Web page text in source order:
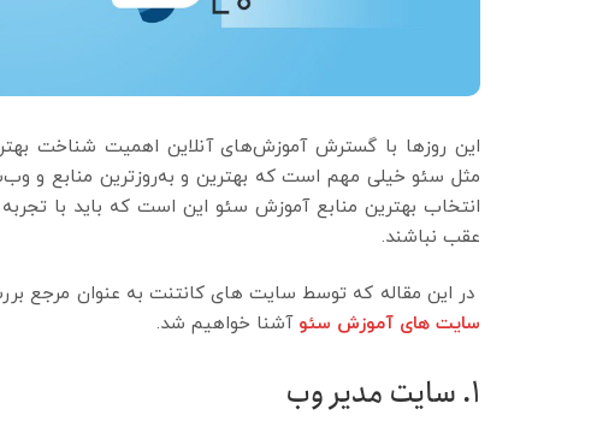
این روزها با گسترش آموزش‌های آنلاین اهمیت شناخت
مثل سئو خیلی مهم است که بهترین و به‌روزترین منابع و
انتخاب بهترین منابع آموزش سئو این است که باید با
عقب نباشند.
در این مقاله که توسط سایت‌ های کانتنت به عنوان مرجع
سایت های آموزش سئو آشنا خواهیم شد.
1. سایت مدیر وب